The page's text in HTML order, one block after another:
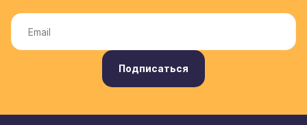
Подписаться